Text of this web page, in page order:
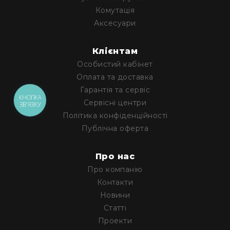
Генератори
піни
Генератори
Генератори
мильних
бульбашок
Рідина
для
генераторів
Управління
інтерфейси
DMX
контролери
Приймально-
передавачі
DMX
Комутація
Аксесуари
Клієнтам
Особистий кабінет
Оплата та доставка
Гарантія та сервіс
Сервісні центри
Політика конфіденційності
Публічна оферта
Про нас
Про компанію
Контакти
Новини
Статті
Проекти
КНОПКА
ЗВ'ЯЗКУ